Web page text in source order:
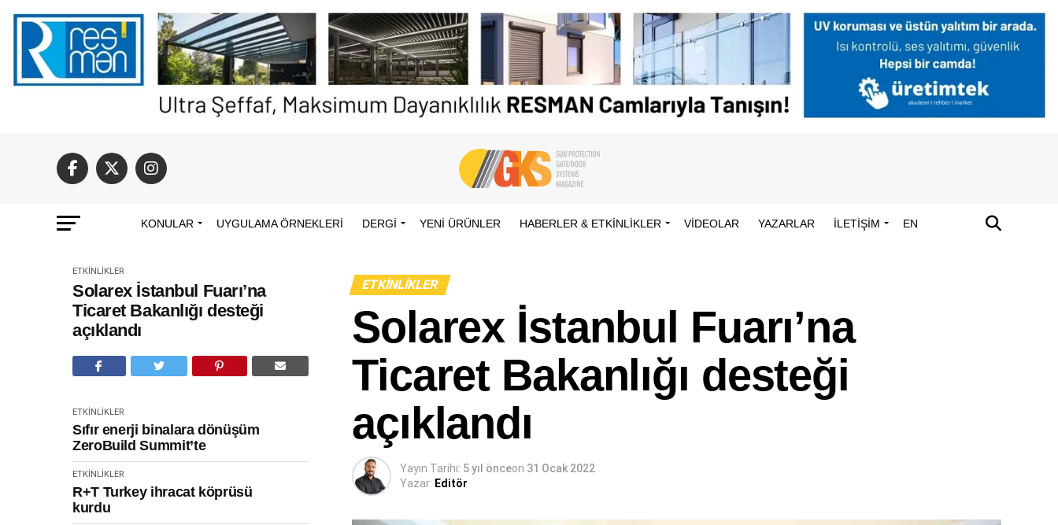
KONULAR UYGULAMA ÖRNEKLERI DERGİ YENI ÜRÜNLER HABERLER & ETKINLIKLER VIDEOLAR YAZARLAR İLETİŞİM EN
ETKINLIKLER
Solarex İstanbul Fuarı’na
Ticaret Bakanlığı desteği
açıklandı
ETKINLIKLER
Sıfır enerji binalara dönüşüm
ZeroBuild Summit’te
ETKINLIKLER
R+T Turkey ihracat köprüsü
kurdu
ETKINLIKLER
Solarex İstanbul Fuarı’na
Ticaret Bakanlığı desteği
açıklandı
Yayın Tarihi: 5 yıl önceon 31 Ocak 2022
Yazar: Editör